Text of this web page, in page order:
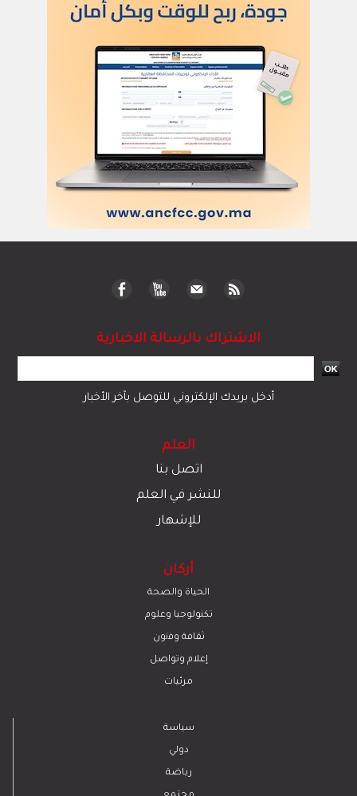
الاشتراك بالرسالة الاخبارية
أدخل بريدك الإلكتروني للتوصل بآخر الأخبار
العلم
اتصل بنا
للنشر في العلم
للإشهار
أركان
الحياة والصحة
تكنولوجيا وعلوم
ﺛﻘﺎﻓﺔ وﻓﻧون
إعلام وتواصل
مرئيات
سياسة
دولي
رياضة